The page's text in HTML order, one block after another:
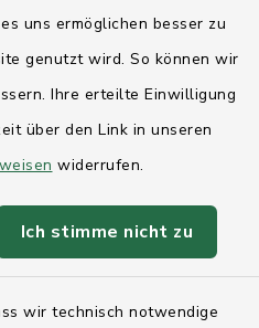
uns ermöglichen besser zu
genutzt wird. So können wir
Ihre erteilte Einwilligung
über den Link in unseren
widerrufen.
Ich stimme nicht zu
wir technisch notwendige
Holstein